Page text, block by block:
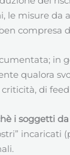
le misure
compresa
qualora
di
i soggetti
incaricati